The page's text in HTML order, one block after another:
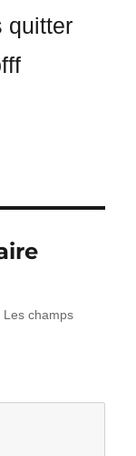
quitter
Les champs